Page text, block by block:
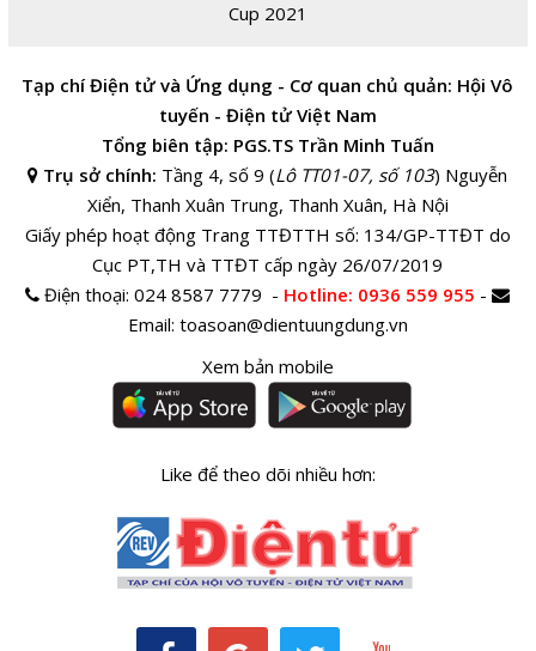
Cup 2021
Tạp chí Điện tử và Ứng dụng - Cơ quan chủ quản: Hội Vô
tuyến - Điện tử Việt Nam
Tổng biên tập: PGS.TS Trần Minh Tuấn
Trụ sở chính: Tầng 4, số 9 (Lô TT01-07, số 103) Nguyễn
Xiển, Thanh Xuân Trung, Thanh Xuân, Hà Nội
Giấy phép hoạt động Trang TTĐTTH số: 134/GP-TTĐT do
Cục PT,TH và TTĐT cấp ngày 26/07/2019
Điện thoại:024 8587 7779 - Hotline: 0936 559 955 -
Email: toasoan@dientuungdung.vn
Xem bản mobile
Like để theo dõi nhiều hơn: